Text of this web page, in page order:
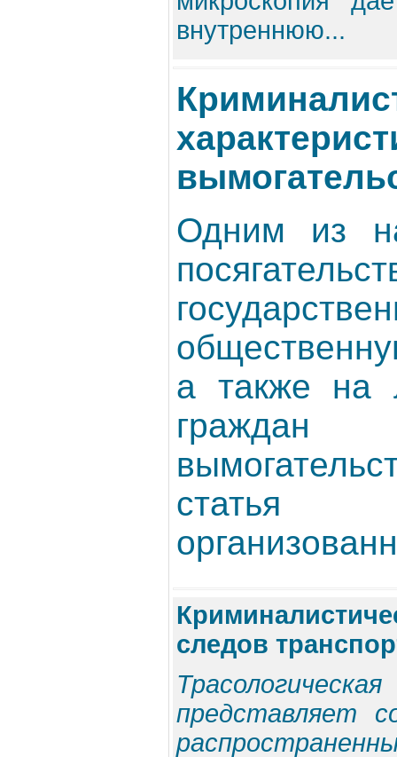
внутреннюю...
Одним из
а также на
следов
представляет